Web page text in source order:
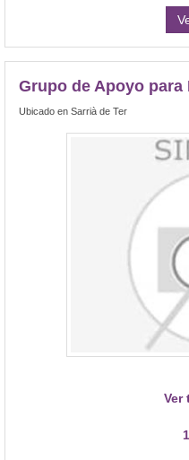
Grupo de Apoyo
Ubicado en Sarrià de Ter
Ver